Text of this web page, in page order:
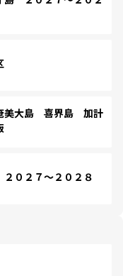
大島 喜界島 加計
０２７～２０２８